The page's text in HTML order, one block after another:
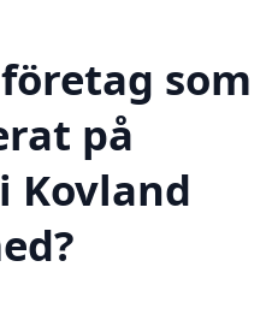
som
på
Kovland